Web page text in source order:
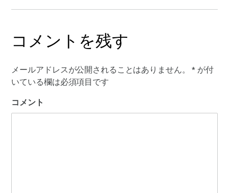
コメントを残す
メールアドレスが公開されることはありません。 *が付
いている欄は必須項目です
コメント